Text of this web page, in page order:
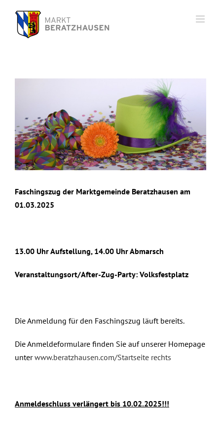
springen
Faschingszug der Marktgemeinde Beratzhausen am
01.03.2025
13.00 Uhr Aufstellung, 14.00 Uhr Abmarsch
Veranstaltungsort/After-Zug-Party: Volksfestplatz
Die Anmeldung für den Faschingszug läuft bereits.
Die Anmeldeformulare finden Sie auf unserer Homepage
unterwww.beratzhausen.com/Startseite rechts
Anmeldeschluss verlängert bis 10.02.2025!!!